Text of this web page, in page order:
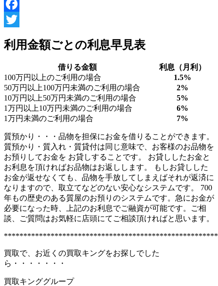
Facebook
利用金額ごとの利息早見表
借りる金額
利息（月利）
100万円以上のご利用の場合
1.5%
50万円以上100万円未満のご利用の場合
2%
10万円以上50万円未満のご利用の場合
5%
1万円以上10万円未満のご利用の場合
6%
1万円未満のご利用の場合
7%
質預かり・・・品物を担保にお金を借りることができます。
質預かり・質入れ・質貸付は同じ意味で、お客様のお品物を
お預りしてお金を お貸しすることです。 お貸ししたお金と
お利息を頂ければお品物はお返しします。 もしお貸しした
お金が返せなくても、品物を手放してしまえばそれが返済に
なりますので、取立てなどのない安心なシステムです。 700
年もの歴史のある質屋のお預りのシステムです。急にお金が
必要になった時、上記のお利息でご融資が可能です。ご相
談、ご質問はお気軽に店頭にてご相談頂ければと思います。
買取で、お近くの買取キングをお探しでした
ら・・・・・・・
買取キンググループ